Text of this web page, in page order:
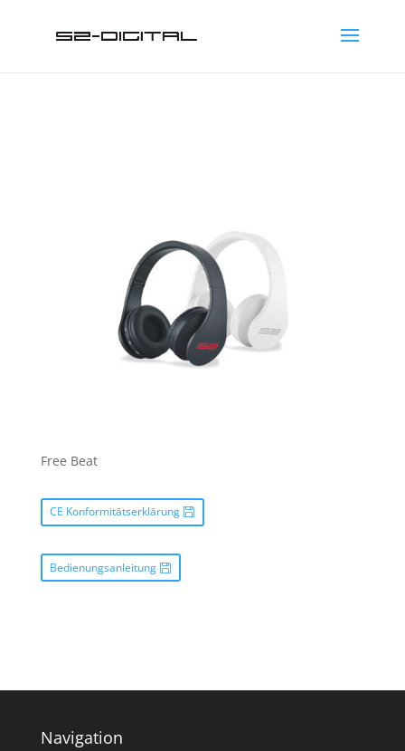
Free Beat
CE Konformitātserklārung
Bedienungsanleitung
Navigation